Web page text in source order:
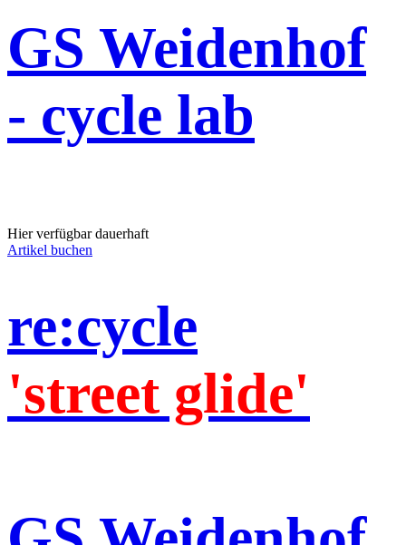
GS Weidenhof
- cycle lab
Hier verfügbar dauerhaft
Artikel buchen
re:cycle
'street glide'